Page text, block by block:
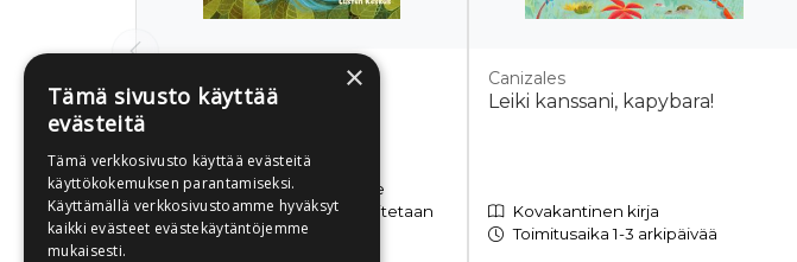
Kupsistupsis-karhu
Kovakantinen kirja
Ennakkotilattavissa. Tuote
ilmestyy 30.9.2026 ja toimitetaan
sen jälkeen.
Canizales
Leiki kanssani, kapybara!
Kovakantinen kirja
Toimitusaika 1-3 arkipäivää
×
Tämä sivusto käyttää
evästeitä
Tämä verkkosivusto käyttää evästeitä
käyttökokemuksen parantamiseksi.
Käyttämällä verkkosivustoamme hyväksyt
kaikki evästeet evästekäytäntöjemme
mukaisesti.